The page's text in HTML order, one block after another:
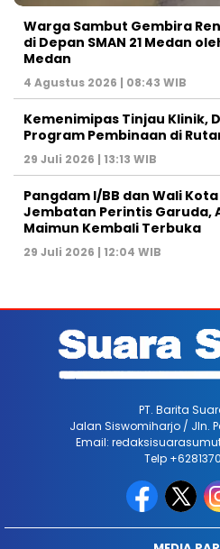
Warga Sambut Gembira
di Depan SMAN 21 Medan
Medan
4 Agustus 2026 | 08:43 WIB
Kemenimipas Tinjau Klinik,
Program Pembinaan di
29 Juli 2026 | 13:13 WIB
Pangdam I/BB dan Wali
Jembatan Perintis Garuda,
Maimun Kembali Terbuka
29 Juli 2026 | 12:04 WIB
PT. Barita
Jalan Siswomiharjo / Jln.
Email:
Telp